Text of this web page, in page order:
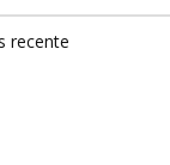
recente